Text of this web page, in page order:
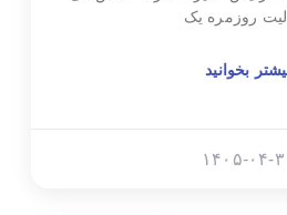
روزمره یک
بخوانید
۰۴-۳۱